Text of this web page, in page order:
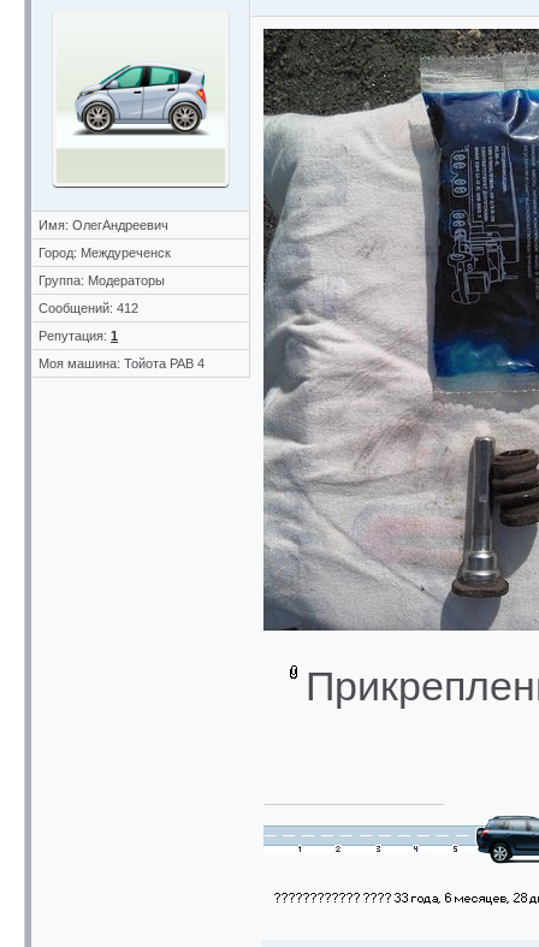
Имя: ОлегАндреевич
Город: Междуреченск
Группа: Модераторы
Сообщений: 412
Репутация: 1
Моя машина: Тойота РАВ 4